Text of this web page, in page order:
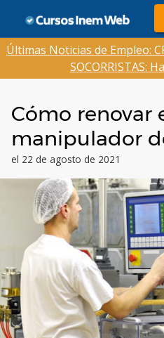
contenido
Últimas Noticias de Empleo:
SOCORRISTAS:
Cómo renovar
manipulador
el 22 de agosto de 2021